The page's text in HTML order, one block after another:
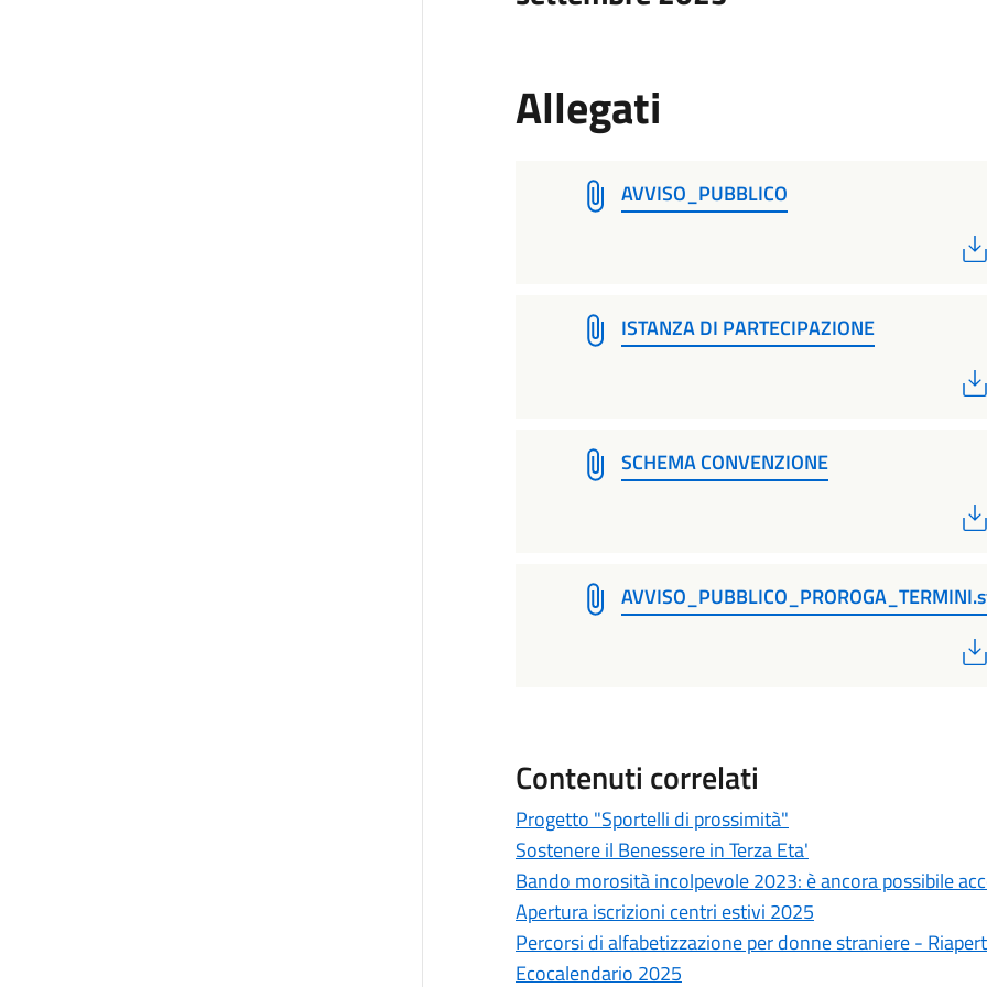
Allegati
AVVISO_PUBBLICO
ISTANZA DI PARTECIPAZIONE
SCHEMA CONVENZIONE
Contenuti correlati
Progetto "Sportelli di prossimità"
Sostenere il Benessere in Terza Eta'
Bando morosità incolpevole 2023: è ancora possibile
Apertura iscrizioni centri estivi 2025
Percorsi di alfabetizzazione per donne straniere -
Ecocalendario 2025